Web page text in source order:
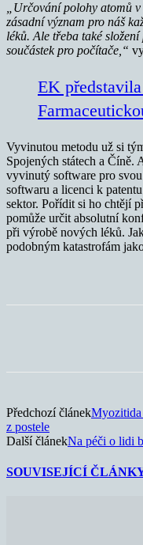
„Určování polohy atomů
zásadní význam pro náš
léků. Ale třeba také
součástek pro počítače,“
EK
Vyvinutou metodu už si
Spojených státech a Číně.
vyvinutý software pro
softwaru a licenci k
sektor. Pořídit si ho chtějí
pomůže určit absolutní
při výrobě nových léků.
podobným katastrofám
Předchozí článekMyozitida
z postele
Další článekNa péči o lidi
SOUVISEJÍCÍ